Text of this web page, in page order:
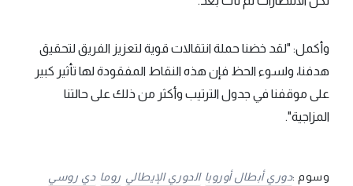
وأكمل: "لقد خضنا حملة انتقالات قوية لتعزيز الفريق لتحقيق
هدفنا، ولسوء الحظ فإن هذه النقاط المفقودة لها تأثير كبير
على موقفنا في جدول الترتيب وأكثر من ذلك على حالتنا
المزاجية".
وسوم :دوري أبطال أوروبا الدوري الإيطالي روما دي روسي